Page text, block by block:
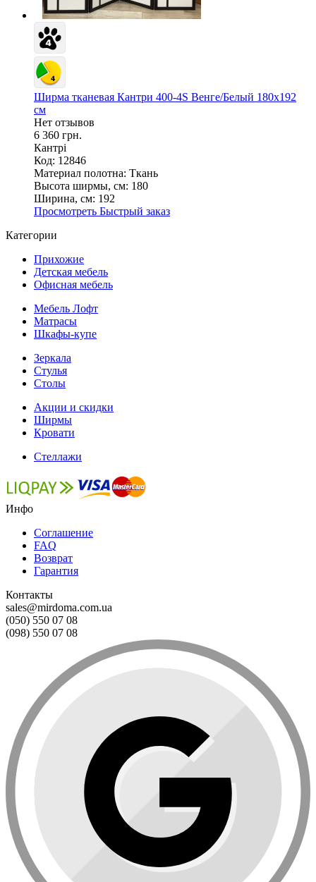
Ширма тканевая Кантри 400-4S Венге/Белый 180х192
см
Нет отзывов
6 360 грн.
Кантрі
Код: 12846
Материал полотна: Ткань
Высота ширмы, см: 180
Ширина, см: 192
Просмотреть Быстрый заказ
Категории
Прихожие
Детская мебель
Офисная мебель
Мебель Лофт
Матрасы
Шкафы-купе
Зеркала
Стулья
Столы
Акции и скидки
Ширмы
Кровати
Стеллажи
Инфо
Соглашение
FAQ
Возврат
Гарантия
Контакты
sales@mirdoma.com.ua
(050) 550 07 08
(098) 550 07 08